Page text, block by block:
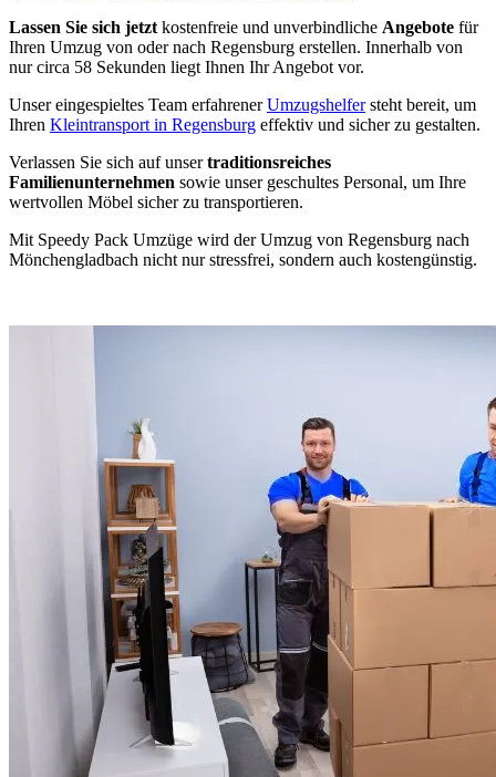
Lassen Sie sich jetzt kostenfreie und unverbindliche Angebote für
Ihren Umzug von oder nach Regensburg erstellen. Innerhalb von
nur circa 58 Sekunden liegt Ihnen Ihr Angebot vor.
Unser eingespieltes Team erfahrenerUmzugshelfersteht bereit, um
Ihren Kleintransport in Regensburg effektiv und sicher zu gestalten.
Verlassen Sie sich auf unsertraditionsreiches
Familienunternehmen sowie unser geschultes Personal, um Ihre
wertvollen Möbel sicher zu transportieren.
Mit Speedy Pack Umzüge wird der Umzug von Regensburg nach
Mönchengladbach nicht nur stressfrei, sondern auch kostengünstig.